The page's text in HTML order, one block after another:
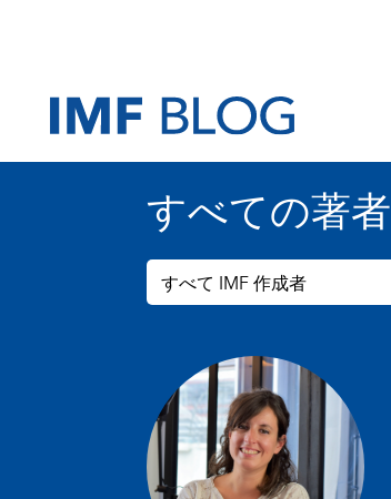
すべての著者
すべて IMF 作成者